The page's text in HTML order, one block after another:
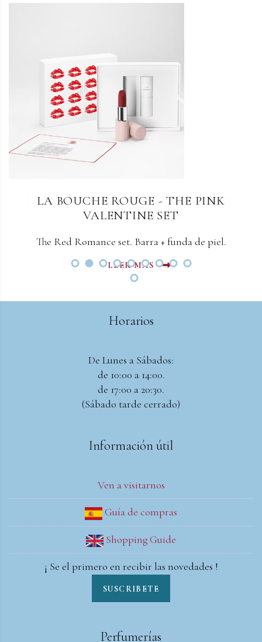
LA BOUCHE ROUGE - THE PINK
VALENTINE SET
The Red Romance set. Barra + funda de piel.
LEER MAS
LA BOUCHE ROUGE - LEATHER LIP
STICK CASE BLUE
Un estuche para la barra de labios de piel.
LEER MAS
Horarios
De Lunes a Sábados:
de 10:00 a 14:00.
de 17:00 a 20:30.
(Sábado tarde cerrado)
Información útil
Ven a visitarnos
Guía de compras
Shopping Guide
¡ Se el primero en recibir las novedades !
SUSCRIBETE
Perfumerías